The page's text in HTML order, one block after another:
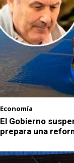
Economía
El Gobierno
prepara una